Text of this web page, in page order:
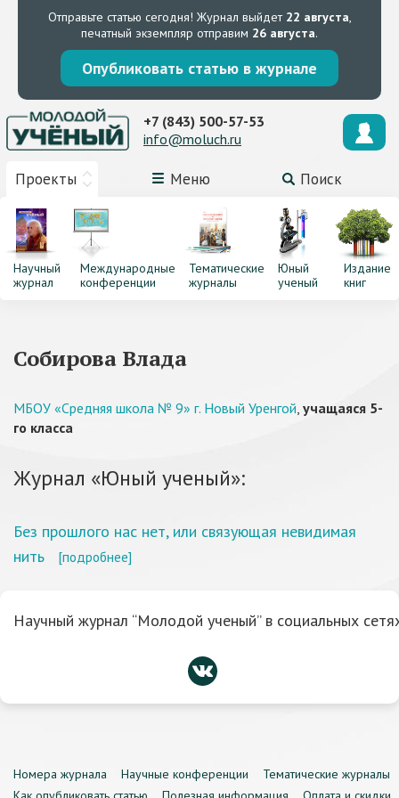
Отправьте статью сегодня! Журнал выйдет 22 августа,
печатный экземпляр отправим 26 августа.
Опубликовать статью в журнале
Проекты Меню Поиск
+7 (843) 500-57-53
info@moluch.ru
Научный
журнал
Международные
конференции
Тематические
журналы
Юный
ученый
Издание
книг
Собирова Влада
МБОУ «Средняя школа № 9» г. Новый Уренгой, учащаяся 5-
го класса
Журнал «Юный ученый»:
Без прошлого нас нет, или связующая невидимая
нить
[подробнее]
Научный журнал “Молодой ученый” в социальных
Номера журнала Научные конференции
Тематические журналы